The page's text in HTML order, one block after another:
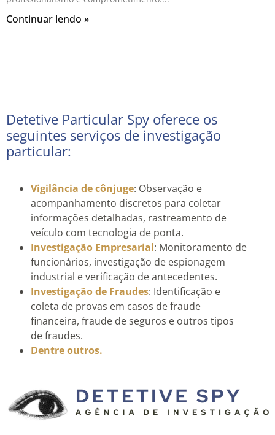
Continuar lendo »
Detetive Particular Spy oferece os
seguintes serviços de investigação
particular:
Vigilância de cônjuge: Observação e
acompanhamento discretos para coletar
informações detalhadas, rastreamento de
veículo com tecnologia de ponta.
Investigação Empresarial: Monitoramento de
funcionários, investigação de espionagem
industrial e verificação de antecedentes.
Investigação de Fraudes: Identificação e
coleta de provas em casos de fraude
financeira, fraude de seguros e outros tipos
de fraudes.
Dentre outros.